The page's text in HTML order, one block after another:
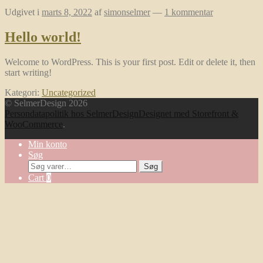
Udgivet i marts 8, 2022 afsimonselmer — 1 kommentar
Hello world!
Welcome to WordPress. This is your first post. Edit or delete it, then
start writing!
Kategori: Uncategorized
© SelmerDesign 2026
Persondatapolitik hos SelmerDesignDesignet med Storefront &
WooCommerce.
Min konto
Søg
Søg
efter:
Søg
Cart 0